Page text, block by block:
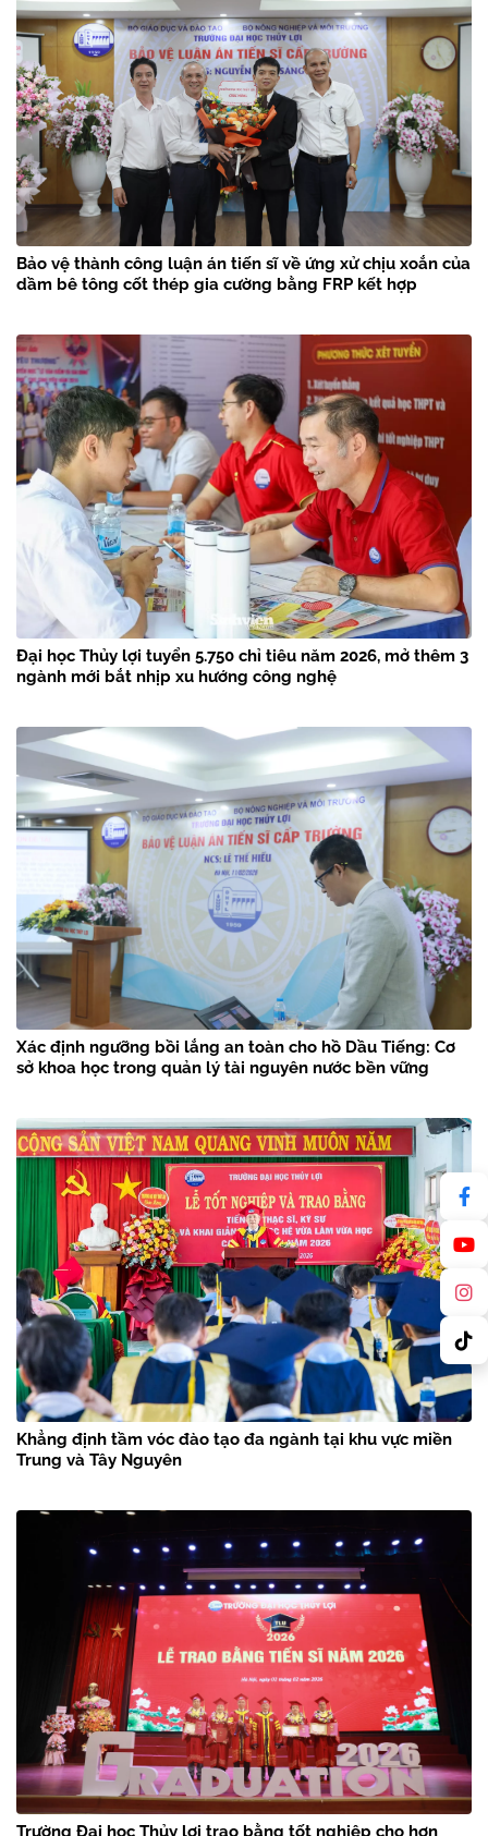
Bảo vệ thành công luận án tiến sĩ về ứng xử chịu xoắn của
dầm bê tông cốt thép gia cường bằng FRP kết hợp
Đại học Thủy lợi tuyển 5.750 chỉ tiêu năm 2026, mở thêm 3
ngành mới bắt nhịp xu hướng công nghệ
Xác định ngưỡng bồi lắng an toàn cho hồ Dầu Tiếng: Cơ
sở khoa học trong quản lý tài nguyên nước bền vững
Khẳng định tầm vóc đào tạo đa ngành tại khu vực miền
Trung và Tây Nguyên
Trường Đại học Thủy lợi trao bằng tốt nghiệp cho hơn